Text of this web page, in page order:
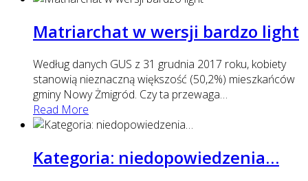
Matriarchat w wersji bardzo light
Według danych GUS z 31 grudnia 2017 roku, kobiety
stanowią nieznaczną większość (50,2%) mieszkańców
gminy Nowy Żmigród. Czy ta przewaga…
Read More
Kategoria: niedopowiedzenia…